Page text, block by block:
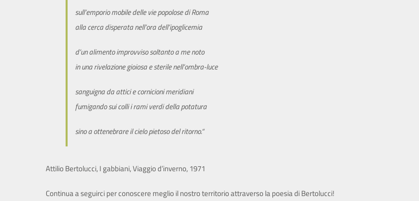
sull’emporio mobile delle vie popolose di Roma
alla cerca disperata nell’ora dell’ipoglicemia
d’un alimento improvviso soltanto a me noto
in una rivelazione gioiosa e sterile nell’ombra-luce
sanguigna da attici e cornicioni meridiani
fumigando sui colli i rami verdi della potatura
sino a ottenebrare il cielo pietoso del ritorno.“
Attilio Bertolucci, I gabbiani, Viaggio d’inverno, 1971
Continua a seguirci per conoscere meglio il nostro territorio attraverso la poesia di Bertolucci!